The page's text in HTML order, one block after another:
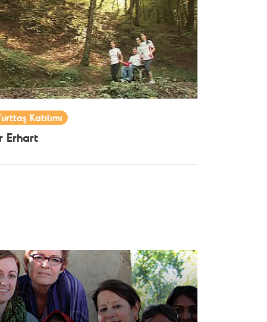
Katılımı
Erhart